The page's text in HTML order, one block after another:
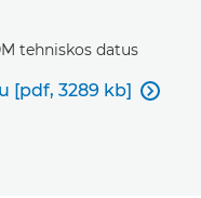
tehniskos datus
[pdf, 3289 kb] 